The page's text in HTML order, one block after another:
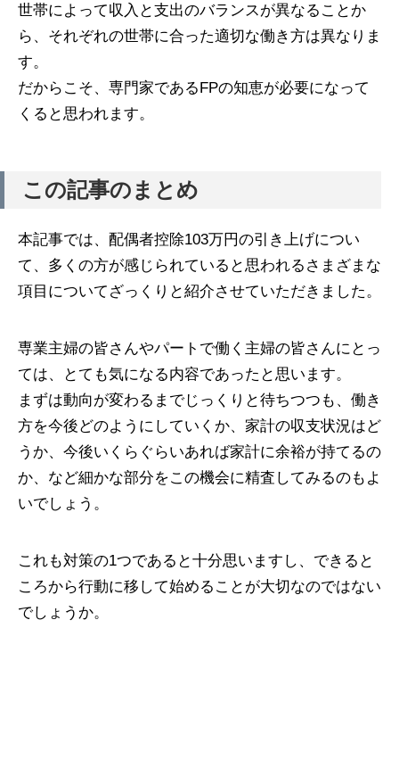
世帯によって収入と支出のバランスが異なることか
ら、それぞれの世帯に合った適切な働き方は異なりま
す。
だからこそ、専門家であるFPの知恵が必要になって
くると思われます。
この記事のまとめ
本記事では、配偶者控除103万円の引き上げについ
て、多くの方が感じられていると思われるさまざまな
項目についてざっくりと紹介させていただきました。
専業主婦の皆さんやパートで働く主婦の皆さんにとっ
ては、とても気になる内容であったと思います。
まずは動向が変わるまでじっくりと待ちつつも、働き
方を今後どのようにしていくか、家計の収支状況はど
うか、今後いくらぐらいあれば家計に余裕が持てるの
か、など細かな部分をこの機会に精査してみるのもよ
いでしょう。
これも対策の1つであると十分思いますし、できると
ころから行動に移して始めることが大切なのではない
でしょうか。